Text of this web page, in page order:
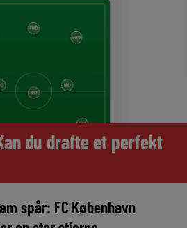
du drafte et perfekt
spår: FC København